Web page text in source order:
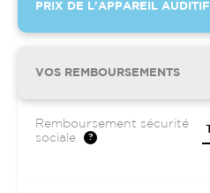
PRIX DE L'APPAREIL AUDITIF
VOS REMBOURSEMENTS
Remboursement sécurité
sociale